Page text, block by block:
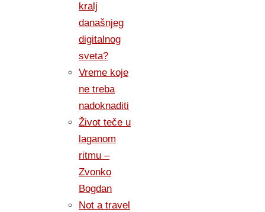
kralj
današnjeg
digitalnog
sveta?
Vreme koje
ne treba
nadoknaditi
Život teče u
laganom
ritmu –
Zvonko
Bogdan
Not a travel